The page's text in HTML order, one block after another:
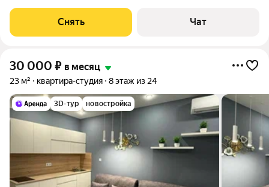
Стиральная машина Холодильник Кондиционер
Микроволновка Дом - монолитный, окна выходят во
Снять Чат
30 000 ₽ в месяц
23 м² квартира-студия 8 этаж из 24
3D-тур новостройка